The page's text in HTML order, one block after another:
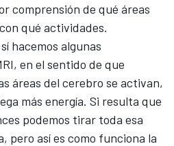
comprensión de qué áreas
qué actividades.
hacemos algunas
en el sentido de que
áreas del cerebro se activan,
más energía. Si resulta que
podemos tirar toda esa
pero así es como funciona la